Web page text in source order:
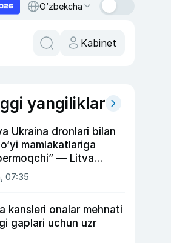
O‘zbekcha
Kabinet
yangiliklar
Ukraina dronlari bilan
mamlakatlariga
— Litva
vaziri
07:35
kansleri onalar mehnati
gaplari uchun uzr